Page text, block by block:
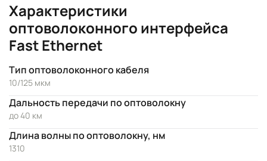
Характеристики
оптоволоконного интерфейса
Fast Ethernet
Тип оптоволоконного кабеля
10/125 мкм
Дальность передачи по оптоволокну
до 40 км
Длина волны по оптоволокну, нм
1310